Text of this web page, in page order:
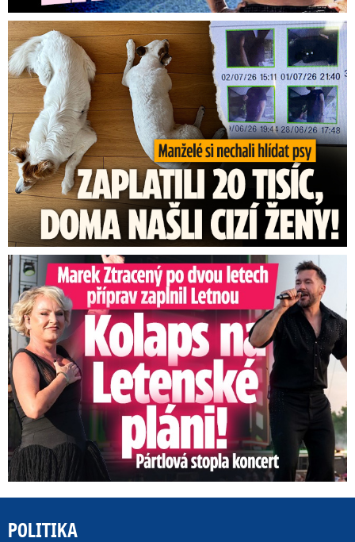
Za hlídání psů zaplatili 20 tisíc, doma našli cizí ženy!
Marek Ztracený na Letné: Pártlová stopla koncert
POLITIKA